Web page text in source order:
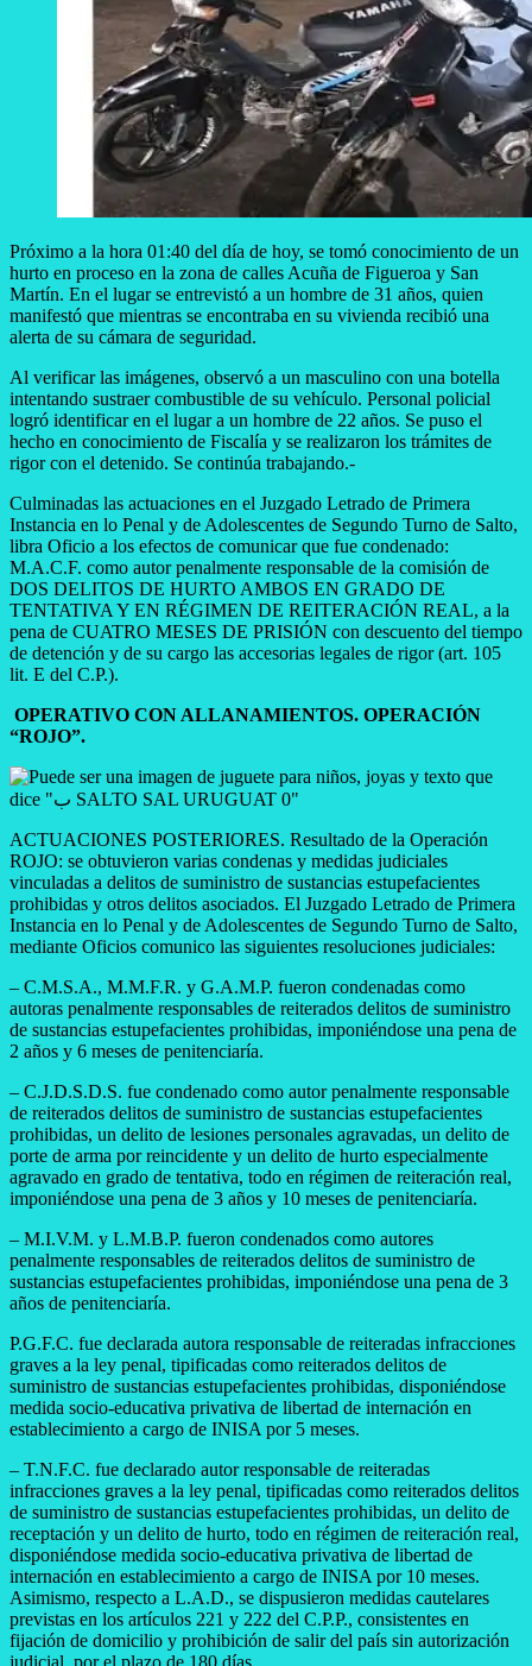
Próximo a la hora 01:40 del día de hoy, se tomó conocimiento de un
hurto en proceso en la zona de calles Acuña de Figueroa y San
Martín. En el lugar se entrevistó a un hombre de 31 años, quien
manifestó que mientras se encontraba en su vivienda recibió una
alerta de su cámara de seguridad.
Al verificar las imágenes, observó a un masculino con una botella
intentando sustraer combustible de su vehículo. Personal policial
logró identificar en el lugar a un hombre de 22 años. Se puso el
hecho en conocimiento de Fiscalía y se realizaron los trámites de
rigor con el detenido. Se continúa trabajando.-
Culminadas las actuaciones en el Juzgado Letrado de Primera
Instancia en lo Penal y de Adolescentes de Segundo Turno de Salto,
libra Oficio a los efectos de comunicar que fue condenado:
M.A.C.F. como autor penalmente responsable de la comisión de
DOS DELITOS DE HURTO AMBOS EN GRADO DE
TENTATIVA Y EN RÉGIMEN DE REITERACIÓN REAL, a la
pena de CUATRO MESES DE PRISIÓN con descuento del tiempo
de detención y de su cargo las accesorias legales de rigor (art. 105
lit. E del C.P.).
OPERATIVO CON ALLANAMIENTOS. OPERACIÓN
“ROJO”.
ACTUACIONES POSTERIORES. Resultado de la Operación
ROJO: se obtuvieron varias condenas y medidas judiciales
vinculadas a delitos de suministro de sustancias estupefacientes
prohibidas y otros delitos asociados. El Juzgado Letrado de Primera
Instancia en lo Penal y de Adolescentes de Segundo Turno de Salto,
mediante Oficios comunico las siguientes resoluciones judiciales:
– C.M.S.A., M.M.F.R. y G.A.M.P. fueron condenadas como
autoras penalmente responsables de reiterados delitos de suministro
de sustancias estupefacientes prohibidas, imponiéndose una pena de
2 años y 6 meses de penitenciaría.
– C.J.D.S.D.S. fue condenado como autor penalmente responsable
de reiterados delitos de suministro de sustancias estupefacientes
prohibidas, un delito de lesiones personales agravadas, un delito de
porte de arma por reincidente y un delito de hurto especialmente
agravado en grado de tentativa, todo en régimen de reiteración real,
imponiéndose una pena de 3 años y 10 meses de penitenciaría.
– M.I.V.M. y L.M.B.P. fueron condenados como autores
penalmente responsables de reiterados delitos de suministro de
sustancias estupefacientes prohibidas, imponiéndose una pena de 3
años de penitenciaría.
P.G.F.C. fue declarada autora responsable de reiteradas infracciones
graves a la ley penal, tipificadas como reiterados delitos de
suministro de sustancias estupefacientes prohibidas, disponiéndose
medida socio-educativa privativa de libertad de internación en
establecimiento a cargo de INISA por 5 meses.
– T.N.F.C. fue declarado autor responsable de reiteradas
infracciones graves a la ley penal, tipificadas como reiterados delitos
de suministro de sustancias estupefacientes prohibidas, un delito de
receptación y un delito de hurto, todo en régimen de reiteración real,
disponiéndose medida socio-educativa privativa de libertad de
internación en establecimiento a cargo de INISA por 10 meses.
Asimismo, respecto a L.A.D., se dispusieron medidas cautelares
previstas en los artículos 221 y 222 del C.P.P., consistentes en
fijación de domicilio y prohibición de salir del país sin autorización
judicial, por el plazo de 180 días